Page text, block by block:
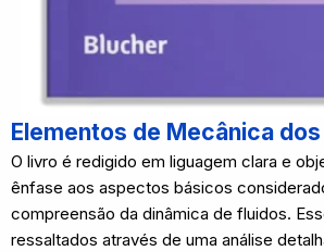
Elementos de Mecânica
O livro é redigido em liguagem clara e
ênfase aos aspectos básicos
compreensão da dinâmica de fluidos.
ressaltados através de uma análise